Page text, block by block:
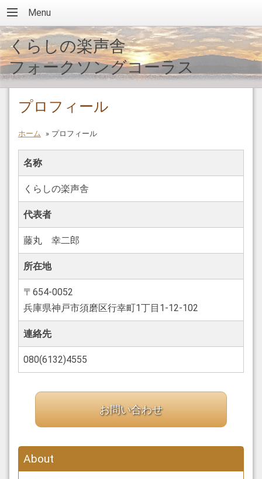
Menu
くらしの楽声舎
フォークソングコーラス
プロフィール
ホーム » プロフィール
名称
くらしの楽声舎
代表者
藤丸 幸二郎
所在地
〒654-0052
兵庫県神戸市須磨区行幸町1丁目1-12-102
連絡先
080(6132)4555
お問い合わせ
About